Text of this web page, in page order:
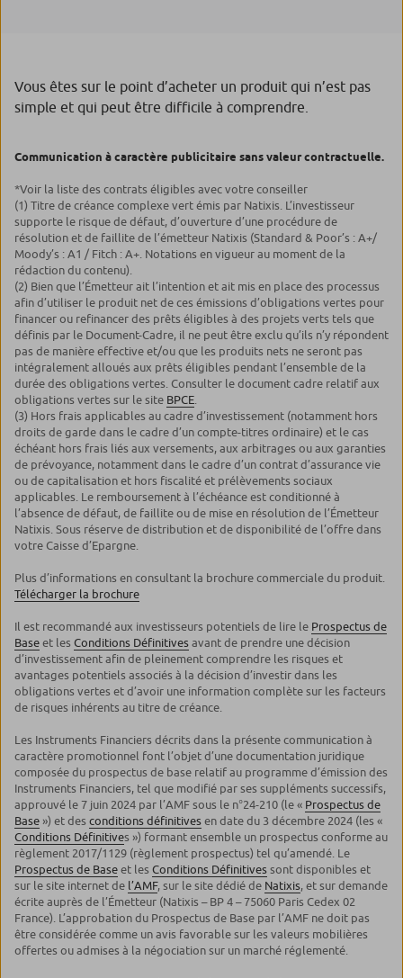
Vous êtes sur le point d’acheter un produit qui n’est pas
simple et qui peut être difficile à comprendre.
Communication à caractère publicitaire sans valeur contractuelle.
*Voir la liste des contrats éligibles avec votre conseiller
(1) Titre de créance complexe vert émis par Natixis. L’investisseur
supporte le risque de défaut, d’ouverture d’une procédure de
résolution et de faillite de l’émetteur Natixis (Standard & Poor’s : A+/
Moody’s : A1 / Fitch : A+. Notations en vigueur au moment de la
rédaction du contenu).
(2) Bien que l’Émetteur ait l’intention et ait mis en place des processus
afin d’utiliser le produit net de ces émissions d’obligations vertes pour
financer ou refinancer des prêts éligibles à des projets verts tels que
définis par le Document-Cadre, il ne peut être exclu qu’ils n’y répondent
pas de manière effective et/ou que les produits nets ne seront pas
intégralement alloués aux prêts éligibles pendant l’ensemble de la
durée des obligations vertes. Consulter le document cadre relatif aux
obligations vertes sur le site BPCE
(3) Hors frais applicables au cadre d’investissement (notamment hors
droits de garde dans le cadre d’un compte-titres ordinaire) et le cas
échéant hors frais liés aux versements, aux arbitrages ou aux garanties
de prévoyance, notamment dans le cadre d’un contrat d’assurance vie
ou de capitalisation et hors fiscalité et prélèvements sociaux
applicables. Le remboursement à l’échéance est conditionné à
l’absence de défaut, de faillite ou de mise en résolution de l’Émetteur
Natixis. Sous réserve de distribution et de disponibilité de l’offre dans
votre Caisse d’Epargne.
Plus d’informations en consultant la brochure commerciale du produit.
Télécharger la brochure
Il est recommandé aux investisseurs potentiels de lire le Prospectus de
Baseet les Conditions Définitivesavant de prendre une décision
d’investissement afin de pleinement comprendre les risques et
avantages potentiels associés à la décision d’investir dans les
obligations vertes et d’avoir une information complète sur les facteurs
de risques inhérents au titre de créance.
Les Instruments Financiers décrits dans la présente communication à
caractère promotionnel font l’objet d’une documentation juridique
composée du prospectus de base relatif au programme d’émission des
Instruments Financiers, tel que modifié par ses suppléments successifs,
approuvé le 7 juin 2024 par l’AMF sous le n°24-210 (le « Prospectus de
Base») et des conditions définitivesen date du 3 décembre 2024 (les «
Conditions Définitives ») formant ensemble un prospectus conforme au
règlement 2017/1129 (règlement prospectus) tel qu’amendé. Le
Prospectus de Baseet les Conditions Définitivessont disponibles et
sur le site internet de l’AMF, sur le site dédié de Natixis, et sur demande
écrite auprès de l’Émetteur (Natixis – BP 4 – 75060 Paris Cedex 02
France). L’approbation du Prospectus de Base par l’AMF ne doit pas
être considérée comme un avis favorable sur les valeurs mobilières
offertes ou admises à la négociation sur un marché réglementé.